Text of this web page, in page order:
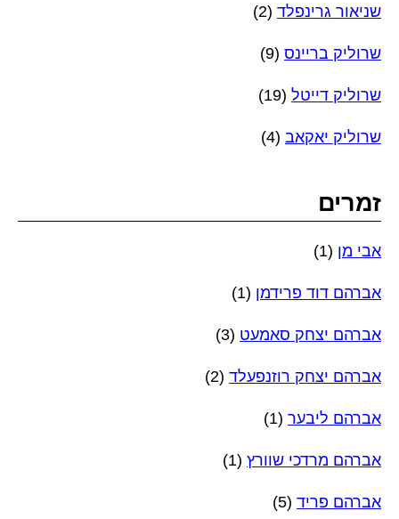
שניאור גרינפלד (2)
שרוליק בריינס (9)
שרוליק דייטל (19)
שרוליק יאקאב (4)
זמרים
אבי מן (1)
אברהם דוד פרידמן (1)
אברהם יצחק סאמעט (3)
אברהם יצחק רוזנפעלד (2)
אברהם ליבער (1)
אברהם מרדכי שוורץ (1)
אברהם פריד (5)